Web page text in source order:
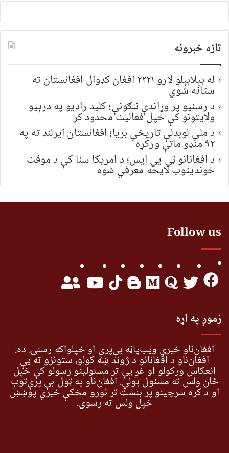
تازه خبرونه
له بېلابېلو لارو ۲۲۲۱ افغان کډوال افغانستان ته
ستانه شوي
د رسنیو پر وړاندې ننګونې؛ کلید راډیو په درېیو
ولایتونو کې خپل فعالیت محدود کړ
د ملي لوبډلې تاریخي بریا؛ افغانستان ایرلنډ ته په
۹۲ منډو ماتې ورکړه
د افغانانو ټي پي ایس؛ د امریکا سنا کې د موقت
خونديتوب لایحه معرفي شوه
Follow us
زموږ په اړه
افغان‌ناو خبري ویب‌پاڼه بې‌پرې او خپلواکه رسنۍ ده.
افغان‌ناو د افغانانو د ژوند ښه کولو، ستونزو ته یې
انعکاس ورکولو او غږ یې تر مسئولینو رسولو کې خپل
ځان ولس ته مسئول بولي. افغان‌ناو په ټول بې پرې‌توب
او د کره سرچینو پر بنسټ تر نورو مخکې خبري پوښښ
خپل ولس ته رسوي.